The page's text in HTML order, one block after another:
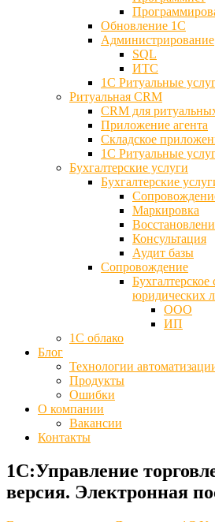
Обновление 1С
Администрирование
SQL
ИТС
1С Ритуальные
Ритуальная CRM
CRM для
Приложение агента
Складское
1С Ритуальные
Бухгалтерские услуги
Бухгалтерские
Маркировка
Консультация
Аудит базы
Cопровождение
юридических
ООО
ИП
1С облако
Блог
Технологии
Продукты
Ошибки
О компании
Вакансии
Контакты
1С:Управление
версия. Электронная